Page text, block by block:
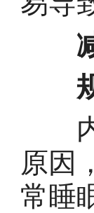
减
规
内
原因
常睡